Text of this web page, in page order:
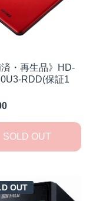
済・再生品》HD-
RDD(保証1
SOLD OUT
OUT